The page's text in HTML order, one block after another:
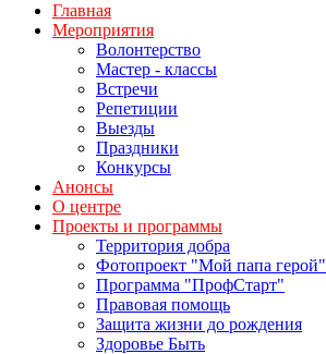
Главная
Мероприятия
Волонтерство
Мастер - классы
Встречи
Репетиции
Выезды
Праздники
Конкурсы
Анонсы
О центре
Проекты и программы
Территория добра
Фотопроект "Мой папа герой"
Программа "ПрофСтарт"
Правовая помощь
Защита жизни до рождения
Здоровье Быть